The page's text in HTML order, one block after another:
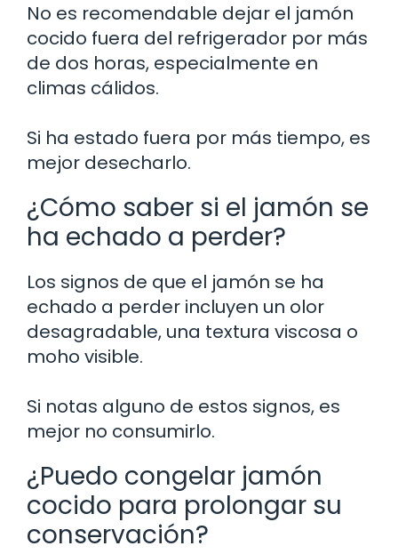
No es recomendable dejar el jamón
cocido fuera del refrigerador por más
de dos horas, especialmente en
climas cálidos.
Si ha estado fuera por más tiempo, es
mejor desecharlo.
¿Cómo saber si el jamón se
ha echado a perder?
Los signos de que el jamón se ha
echado a perder incluyen un olor
desagradable, una textura viscosa o
moho visible.
Si notas alguno de estos signos, es
mejor no consumirlo.
¿Puedo congelar jamón
cocido para prolongar su
conservación?